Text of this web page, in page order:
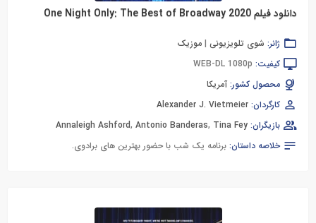
دانلود فیلم One Night Only: The Best of Broadway 2020
ژانر: شوی تلویزیونی | موزیک
کیفیت: WEB-DL 1080p
محصول کشور: آمریکا
کارگردان: Alexander J. Vietmeier
بازیگران:
Annaleigh Ashford, Antonio Banderas, Tina Fey
خلاصه داستان: برنامه یک شب با حضور بهترین های برادوی.